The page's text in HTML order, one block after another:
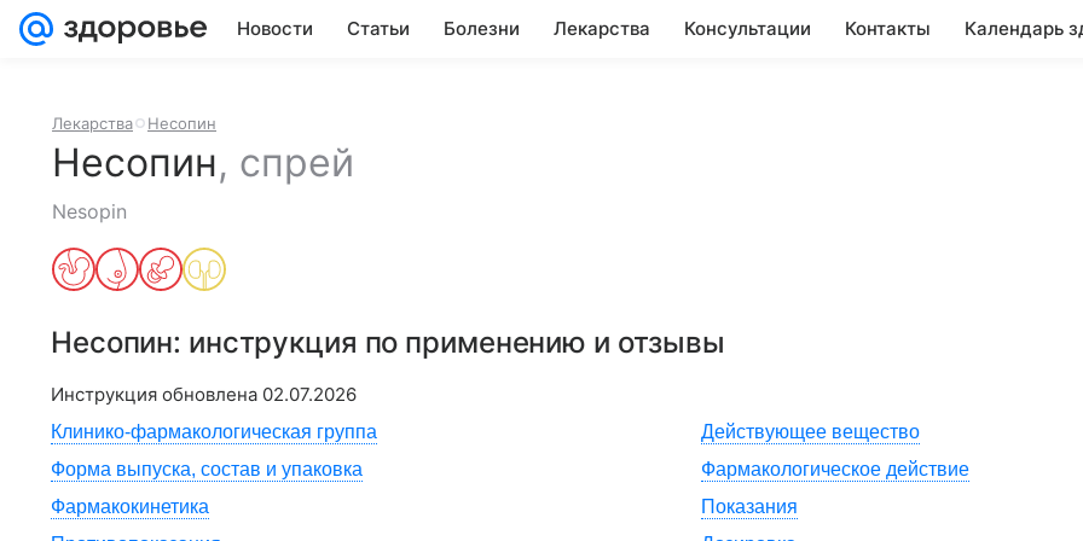
Новости Статьи Болезни Лекарства Консультации Контакты Календарь
Лекарства Несопин
Несопин, спрей
Nesopin
Несопин: инструкция по применению и отзывы
Инструкция обновлена 02.07.2026
Клинико-фармакологическая группа
Действующее вещество
Форма выпуска, состав и упаковка
Фармакологическое действие
Фармакокинетика
Показания